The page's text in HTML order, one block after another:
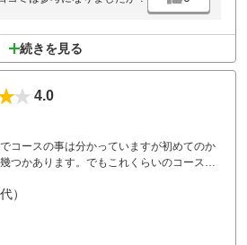
続きを見る
4.0
コースの事は分かっていますが初めてのか
つかあります。でもこれくらいのコースが
。
）